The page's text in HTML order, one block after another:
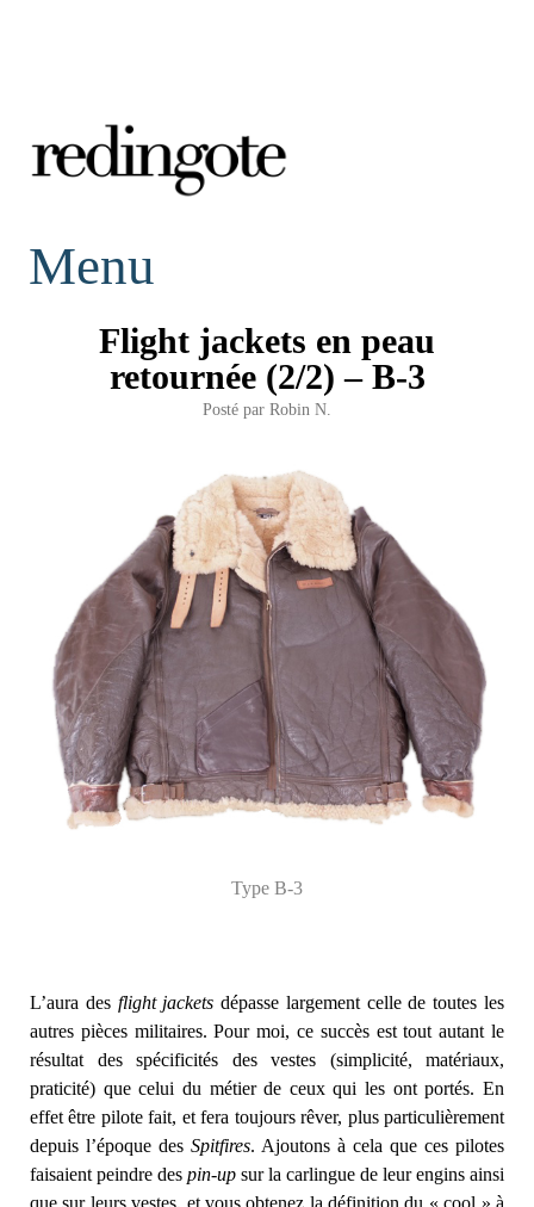
redingote.
Menu
Flight jackets en peau
retournée (2/2) – B-3
Posté par Robin N.
Type B-3
L’aura des flight jackets dépasse largement celle de toutes les
autres pièces militaires. Pour moi, ce succès est tout autant le
résultat des spécificités des vestes (simplicité, matériaux,
praticité) que celui du métier de ceux qui les ont portés. En
effet être pilote fait, et fera toujours rêver, plus particulièrement
depuis l’époque des Spitfires. Ajoutons à cela que ces pilotes
faisaient peindre des pin-up sur la carlingue de leur engins ainsi
que sur leurs vestes, et vous obtenez la définition du « cool » à